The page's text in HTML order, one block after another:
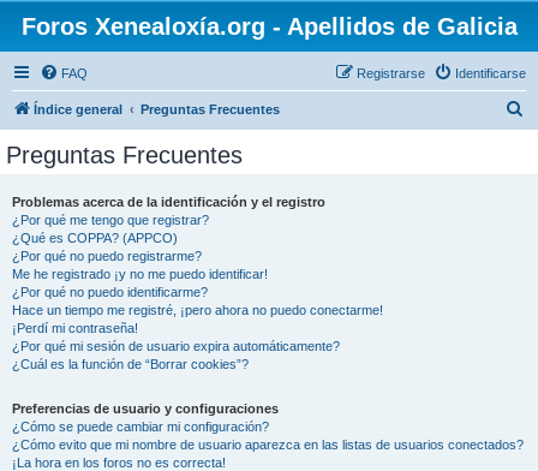
Foros Xenealoxía.org - Apellidos de Galicia
FAQ Identificarse
Registrarse
Índice general Preguntas Frecuentes
Preguntas Frecuentes
Problemas acerca de la identificación y el registro
¿Por qué me tengo que registrar?
¿Qué es COPPA? (APPCO)
¿Por qué no puedo registrarme?
Me he registrado ¡y no me puedo identificar!
¿Por qué no puedo identificarme?
Hace un tiempo me registré, ¡pero ahora no puedo conectarme!
¡Perdí mi contraseña!
¿Por qué mi sesión de usuario expira automáticamente?
¿Cuál es la función de “Borrar cookies”?
Preferencias de usuario y configuraciones
¿Cómo se puede cambiar mi configuración?
¿Cómo evito que mi nombre de usuario aparezca en las listas de usuarios conectados?
¡La hora en los foros no es correcta!